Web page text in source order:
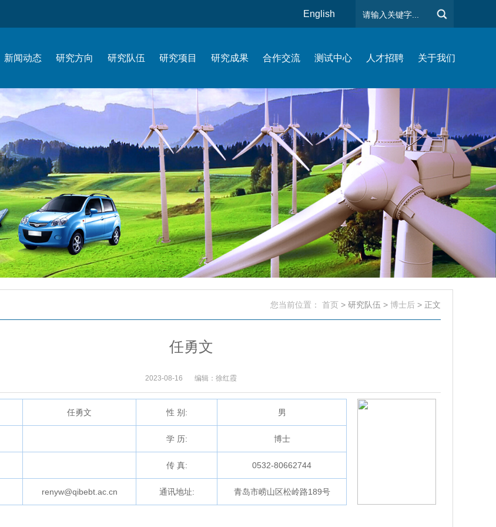
English
新闻动态 研究方向 研究队伍 研究项目 研究成果 合作交流 测试中心 人才招聘 关于我们
您当前位置： 首页 > 研究队伍 > 博士后 > 正文
任勇文
2023-08-16 编辑：徐红霞
任勇文 性 别: 男
学 历: 博士
传 真: 0532-80662744
renyw@qibebt.ac.cn 通讯地址: 青岛市崂山区松岭路189号